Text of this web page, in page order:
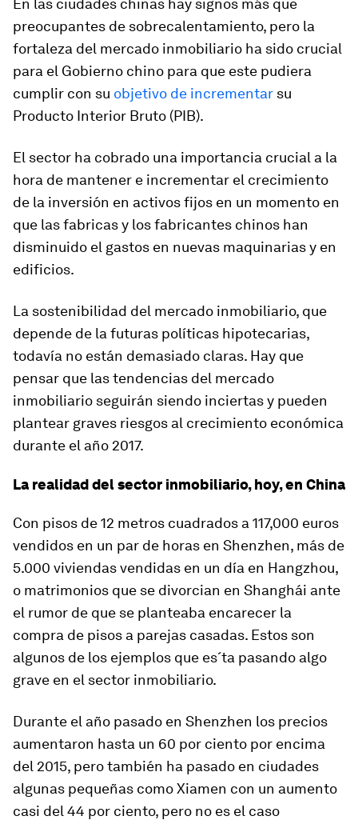
En las ciudades chinas hay signos más que
preocupantes de sobrecalentamiento, pero la
fortaleza del mercado inmobiliario ha sido crucial
para el Gobierno chino para que este pudiera
cumplir con su objetivo de incrementar su
Producto Interior Bruto (PIB).
El sector ha cobrado una importancia crucial a la
hora de mantener e incrementar el crecimiento
de la inversión en activos fijos en un momento en
que las fabricas y los fabricantes chinos han
disminuido el gastos en nuevas maquinarias y en
edificios.
La sostenibilidad del mercado inmobiliario, que
depende de la futuras políticas hipotecarias,
todavía no están demasiado claras. Hay que
pensar que las tendencias del mercado
inmobiliario seguirán siendo inciertas y pueden
plantear graves riesgos al crecimiento económica
durante el año 2017.
La realidad del sector inmobiliario, hoy, en China
Con pisos de 12 metros cuadrados a 117,000 euros
vendidos en un par de horas en Shenzhen, más de
5.000 viviendas vendidas en un día en Hangzhou,
o matrimonios que se divorcian en Shanghái ante
el rumor de que se planteaba encarecer la
compra de pisos a parejas casadas. Estos son
algunos de los ejemplos que es´ta pasando algo
grave en el sector inmobiliario.
Durante el año pasado en Shenzhen los precios
aumentaron hasta un 60 por ciento por encima
del 2015, pero también ha pasado en ciudades
algunas pequeñas como Xiamen con un aumento
casi del 44 por ciento, pero no es el caso